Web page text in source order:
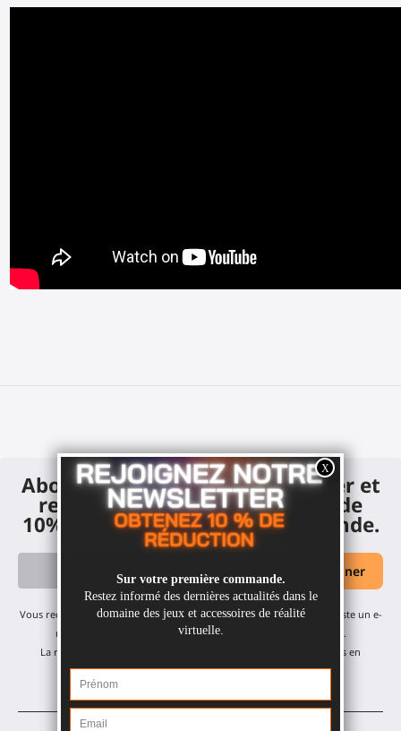
Abonnez-vous à notre newsletter et
recevez un code de réduction de
10% sur votre première commande.
Vous recevrez nos mises à jour mensuelles et offres - pas de spam, juste un e-
mail par mois ! Vous pouvez vous désabonner à tout moment.
La remise s'applique à tous nos produits, à l'exception des articles en
promotion.